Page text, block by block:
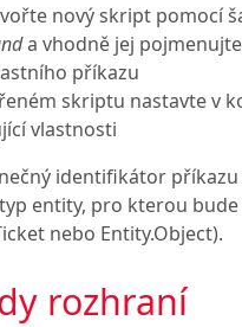
nový skript pomocí
a vhodně jej
příkazu
skriptu nastavte v
vlastnosti
identifikátor příkazu
entity, pro kterou
nebo Entity.Object).
rozhraní